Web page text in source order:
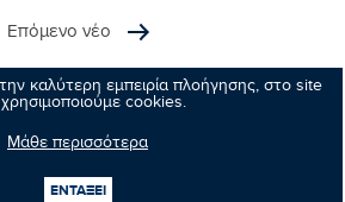
καλύτερη εμπειρία πλοήγησης, στο site
cookies.
Μάθε περισσότερα
ΕΝΤΑΞΕΙ
Επόμενο νέο
Μανώλης
Ευρωβουλευτής